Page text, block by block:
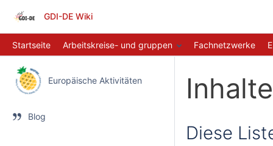
GDI-DE Wiki
Startseite Arbeitskreise- und gruppen Fachnetzwerke
Europäische Aktivitäten
Blog
Diese